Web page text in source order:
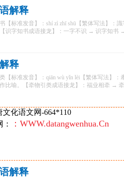
解释
【标准发音】：shí zì zhī shū【繁体写法】：
识字知书成语接龙】：一字不识 → 识字知书
释
【标准发音】：qiān wù yǐn lèi【繁体写法】
比喻。【牵物引类成语接龙】：福业相牵 →
文化语文网-664*110
：WWW.datangwenhua.Cn
解释